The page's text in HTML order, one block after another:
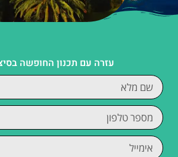
עזרה עם תכנון החופשה